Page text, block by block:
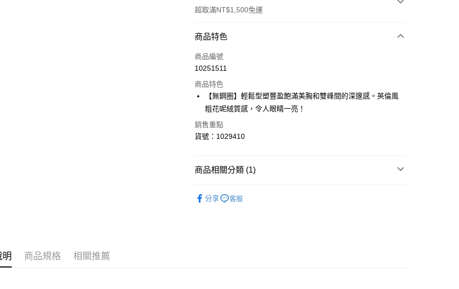
超取滿NT$1,500免運
付款方式
信用卡一次付款
LINE Pay
Apple Pay
全家取貨付款
付款後全家取貨
商品特色
商品編號
10251511
商品特色
【無鋼圈】輕鬆型塑豐盈飽滿美胸和雙峰間的深邃感。英倫風
粗花呢絨質感，令人眼睛一亮！
銷售重點
貨號：1029410
商品相關分類 (1)
分享
客服
明 商品規格 相關推薦